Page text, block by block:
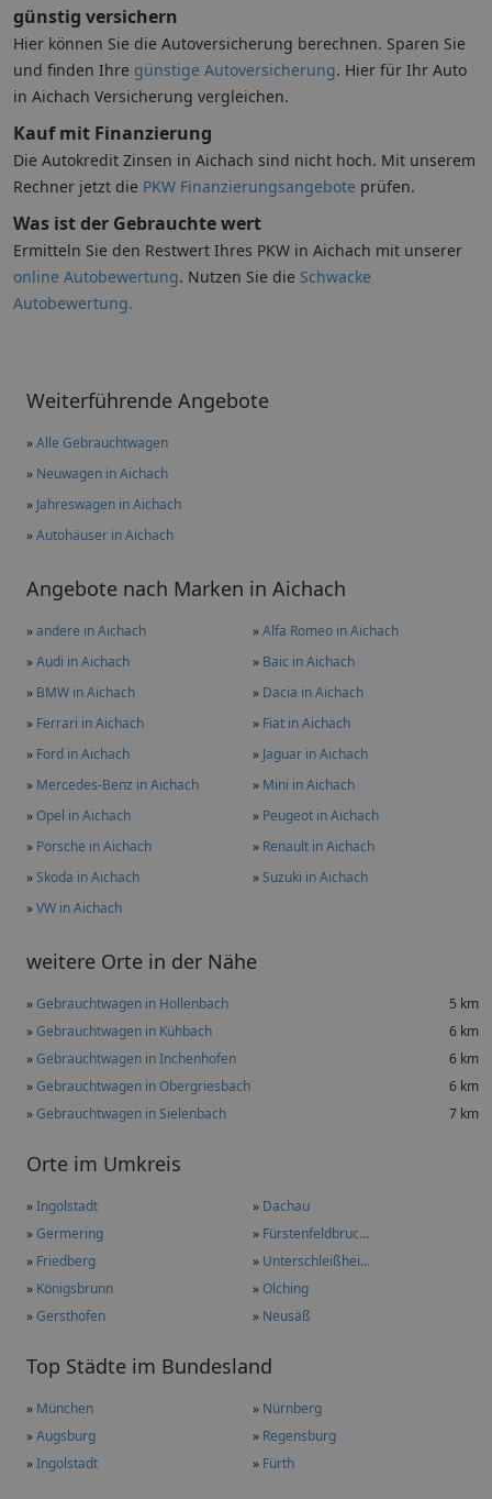
Weiterführende Angebote
»Alle Gebrauchtwagen
» Neuwagen in Aichach
» Jahreswagen in Aichach
»Autohäuser in Aichach
Angebote nach Marken in Aichach
»andere in Aichach »Alfa Romeo in Aichach
»Audi in Aichach » Baic in Aichach
» BMW in Aichach » Dacia in Aichach
» Ferrari in Aichach » Fiat in Aichach
» Ford in Aichach » Jaguar in Aichach
» Mercedes-Benz in Aichach » Mini in Aichach
»Opel in Aichach » Peugeot in Aichach
» Porsche in Aichach » Renault in Aichach
»Skoda in Aichach »Suzuki in Aichach
»VW in Aichach
weitere Orte in der Nähe
»Gebrauchtwagen in Hollenbach
5 km
»Gebrauchtwagen in Kühbach
6 km
»Gebrauchtwagen in Inchenhofen
6 km
»Gebrauchtwagen in Obergriesbach
6 km
»Gebrauchtwagen in Sielenbach 7 km
Orte im Umkreis
»Ingolstadt » Dachau
»Germering » Fürstenfeldbruc...
» Friedberg » Unterschleißhei...
» Königsbrunn »Olching
»Gersthofen » Neusäß
Top Städte im Bundesland
» München » Nürnberg
»Augsburg » Regensburg
»Ingolstadt » Fürth
günstig versichern
Hier können Sie die Autoversicherung berechnen. Sparen Sie
und finden Ihre günstige Autoversicherung. Hier für Ihr Auto
in Aichach Versicherung vergleichen.
Kauf mit Finanzierung
Die Autokredit Zinsen in Aichach sind nicht hoch. Mit unserem
Rechner jetzt die PKW Finanzierungsangebote prüfen.
Was ist der Gebrauchte wert
Ermitteln Sie den Restwert Ihres PKW in Aichach mit unserer
online Autobewertung. Nutzen Sie die Schwacke
Autobewertung.